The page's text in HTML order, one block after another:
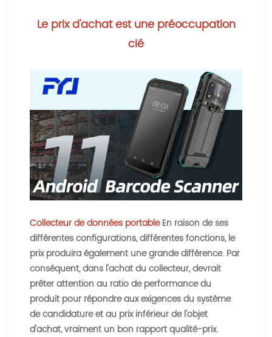
Le prix d'achat est une préoccupation
clé
Collecteur de données portableEn raison de ses
différentes configurations, différentes fonctions, le
prix produira également une grande différence. Par
conséquent, dans l'achat du collecteur, devrait
prêter attention au ratio de performance du
produit pour répondre aux exigences du système
de candidature et au prix inférieur de l'objet
d'achat, vraiment un bon rapport qualité-prix.